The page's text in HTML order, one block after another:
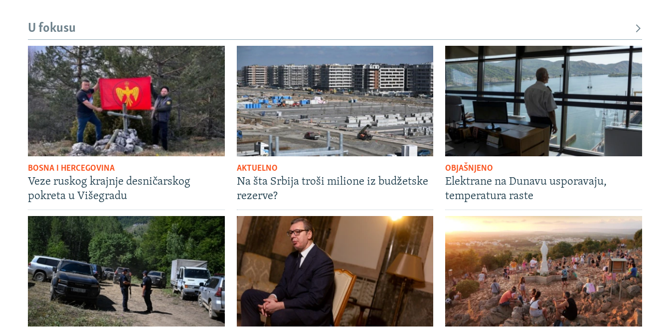
U fokusu
BOSNA I HERCEGOVINA
Veze ruskog krajnje desničarskog
pokreta u Višegradu
AKTUELNO
Na šta Srbija troši milione iz budžetske
rezerve?
OBJAŠNJENO
Elektrane na Dunavu usporavaju,
temperatura raste